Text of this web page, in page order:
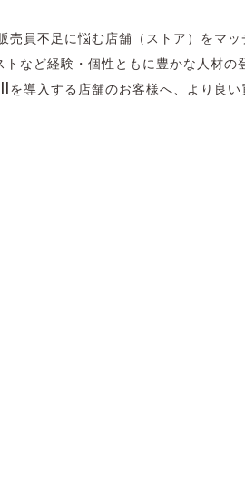
員不足に悩む店舗（ストア）をマ
など経験・個性ともに豊かな人材
導入する店舗のお客様へ、より良